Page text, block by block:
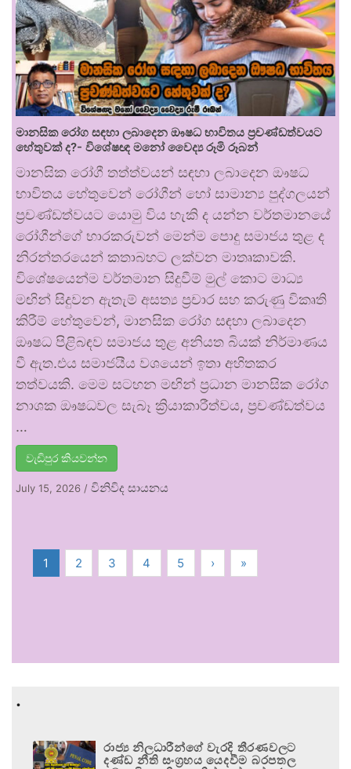
මානසික රෝග සඳහා ලබාදෙන ඖෂධ භාවිතය ප්‍රචණ්ඩත්වයට
හේතුවක් ද?- විශේෂඥ මනෝ වෛද්‍ය රූමි රූබන්
මානසික රෝගී තත්ත්වයන් සඳහා ලබාදෙන ඖෂධ
භාවිතය හේතුවෙන් රෝගීන් හෝ සාමාන්‍ය පුද්ගලයන්
ප්‍රචණ්ඩත්වයට යොමු විය හැකි ද යන්න වර්තමානයේ
රෝගීන්ගේ භාරකරුවන් මෙන්ම පොදු සමාජය තුළ ද
නිරන්තරයෙන් කතාබහට ලක්වන මාතෘකාවකි.
විශේෂයෙන්ම වර්තමාන සිදුවීම් මුල් කොට මාධ්‍ය
මඟින් සිදුවන ඇතැම් අසත්‍ය ප්‍රචාර සහ කරුණු විකෘති
කිරීම් හේතුවෙන්, මානසික රෝග සඳහා ලබාදෙන
ඖෂධ පිළිබඳව සමාජය තුළ අනියත බියක් නිර්මාණය
වී ඇත.එය සමාජයීය වශයෙන් ඉතා අහිතකර
තත්වයකි. මෙම සටහන මඟින් ප්‍රධාන මානසික රෝග
නාශක ඖෂධවල සැබෑ ක්‍රියාකාරීත්වය, ප්‍රචණ්ඩත්වය
…
වැඩිපුර කියවන්න
July 15, 2026 / විනිවිද සායනය
1 2 3 4 5 › »
.
රාජ්‍ය නිලධාරීන්ගේ වැරදි තීරණවලට
දණ්ඩ නීති සංග්‍රහය යෙදවීම බරපතල